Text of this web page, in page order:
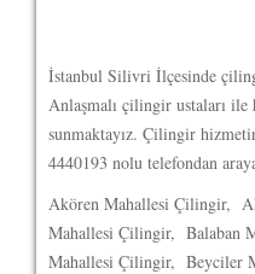
İstanbul Silivri İlçesinde
Anlaşmalı çilingir ustaları
sunmaktayız. Çilingir
4440193 nolu telefondan
Akören Mahallesi Çilingir,
Mahallesi Çilingir, Balaban
Mahallesi Çilingir, Beyciler